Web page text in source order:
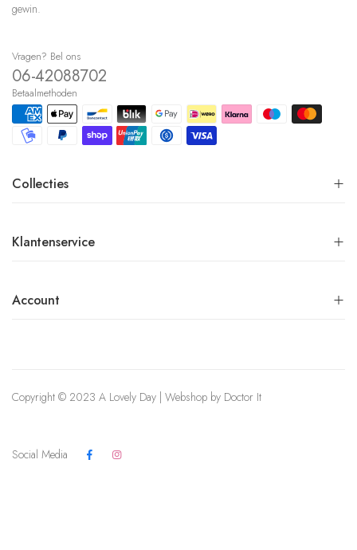
gewin.
Vragen? Bel ons
06-42088702
Betaalmethoden
Collecties
Klantenservice
Account
Copyright © 2023 A Lovely Day | Webshop by Doctor It
Social Media